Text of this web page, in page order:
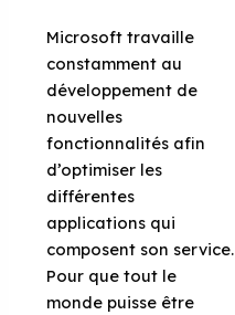
Microsoft travaille
constamment au
développement de
nouvelles
fonctionnalités afin
d’optimiser les
différentes
applications qui
composent son service.
Pour que tout le
monde puisse être